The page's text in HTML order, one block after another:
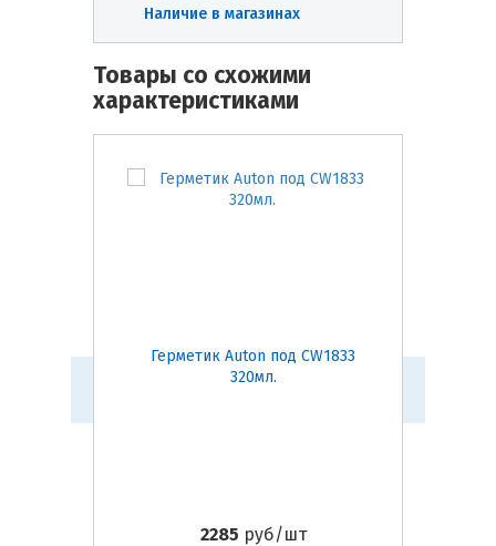
Наличие в магазинах
Товары со схожими
характеристиками
Герметик Auton под CW1833
320мл.
2285 руб/шт